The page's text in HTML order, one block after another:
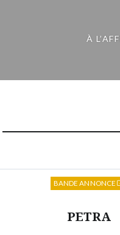
À
PETRA
BANDE ANNONCE